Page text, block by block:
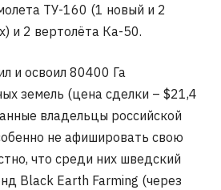
ТУ-160 (1 новый и 2
и 2 вертолёта Ка-50.
и освоил 80400 Га
земель (цена сделки – $21,4
владельцы российской
не афишировать свою
что среди них шведский
Black Earth Farming (через